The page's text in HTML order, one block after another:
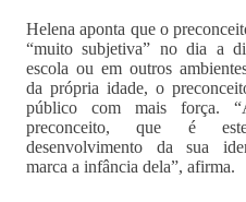
Helena aponta que o
“muito subjetiva” no dia a
escola ou em outros
da própria idade, o
público com mais força.
preconceito, que é
desenvolvimento da sua
marca a infância dela”, afirma.